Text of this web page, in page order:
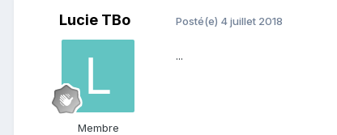
Lucie TBo
Membre
Posté(e) 4 juillet 2018
...